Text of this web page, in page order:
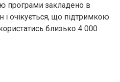
програми закладено в
очікується, що підтримкою
близько 4 000